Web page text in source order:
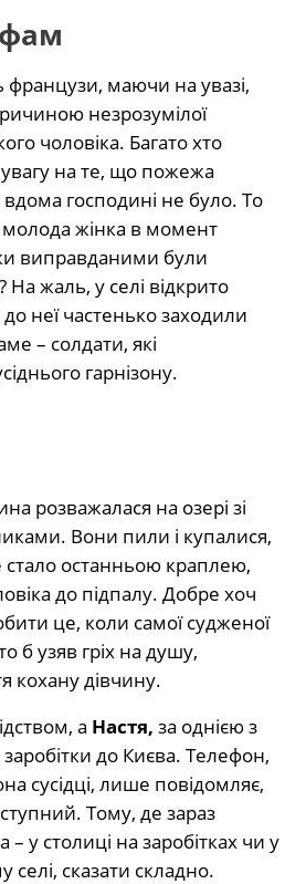
французи, маючи на увазі,
незрозумілої
чоловіка. Багато хто
на те, що пожежа
вдома господині не було. То
жінка в момент
виправданими були
На жаль, у селі відкрито
неї частенько заходили
– солдати, які
гарнізону.
розважалася на озері зі
Вони пили і купалися,
стало останньою краплею,
до підпалу. Добре хоч
це, коли самої судженої
б узяв гріх на душу,
кохану дівчину.
а Настя, за однією з
заробітки до Києва. Телефон,
сусідці, лише повідомляє,
Тому, де зараз
– у столиці на заробітках чи у
селі, сказати складно.